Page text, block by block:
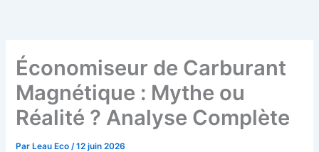
Économiseur de Carburant
Magnétique : Mythe ou
Réalité ? Analyse Complète
ParLeau Eco/12 juin 2026